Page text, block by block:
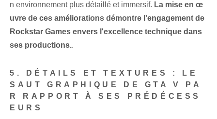
n environnement plus détaillé et immersif. La mise en œ
uvre de ces améliorations démontre l'engagement de
Rockstar Games envers l'excellence technique dans
ses productions..
5. DÉTAILS ET TEXTURES : LE
SAUT GRAPHIQUE DE GTA V PA
R RAPPORT À SES PRÉDÉCESS
EURS